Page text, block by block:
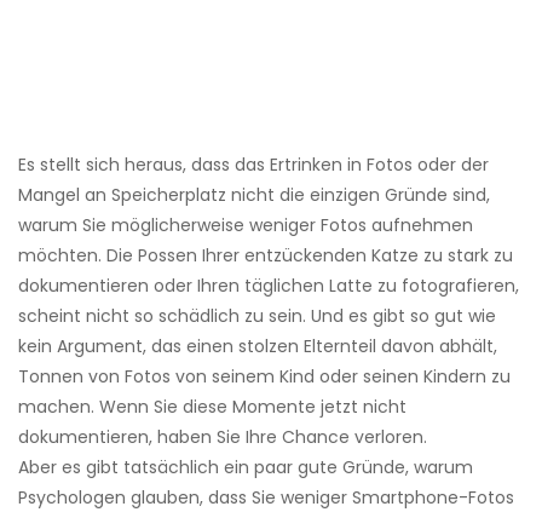
Es stellt sich heraus, dass das Ertrinken in Fotos oder der
Mangel an Speicherplatz nicht die einzigen Gründe sind,
warum Sie möglicherweise weniger Fotos aufnehmen
möchten. Die Possen Ihrer entzückenden Katze zu stark zu
dokumentieren oder Ihren täglichen Latte zu fotografieren,
scheint nicht so schädlich zu sein. Und es gibt so gut wie
kein Argument, das einen stolzen Elternteil davon abhält,
Tonnen von Fotos von seinem Kind oder seinen Kindern zu
machen. Wenn Sie diese Momente jetzt nicht
dokumentieren, haben Sie Ihre Chance verloren.
Aber es gibt tatsächlich ein paar gute Gründe, warum
Psychologen glauben, dass Sie weniger Smartphone-Fotos